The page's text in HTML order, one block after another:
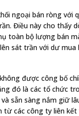
ngoại bán ròng với
Điều này cho thấy
toàn bộ lượng bán
sát trần với dư mua
được công bố
đó là các tổ chức
sẵn sàng nắm giữ
từ các công ty liên kết